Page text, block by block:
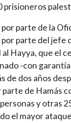
prisioneros
parte de la
parte del jefe
al Hayya, que el
-con
de dos años
de Hamás
y otras
el mayor